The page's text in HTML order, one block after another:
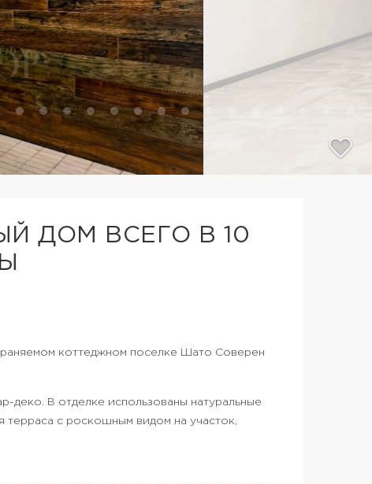
ДОМ ВСЕГО В 10
коттеджном поселке Шато Соверен
деко. В отделке использованы натуральные
терраса с роскошным видом на участок,